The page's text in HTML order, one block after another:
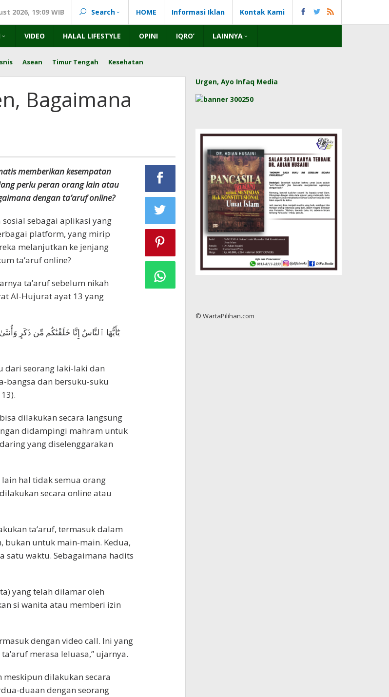
2026, 19:09 WIB Search HOME Informasi Iklan Kontak Kami
VIDEO HALAL LIFESTYLE OPINI IQRO’ LAINNYA
Asean Timur Tengah Kesehatan
Bagaimana
memberikan kesempatan
perlu peran orang lain atau
dengan ta’aruf online?
sebagai aplikasi yang
platform, yang mirip
melanjutkan ke jenjang
ta’aruf online?
ta’aruf sebelum nikah
Al-Hujurat ayat 13 yang
يَٰٓأَيُّهَا ٱلنَّاسُ إِنَّا خَلَقْنَٰكُم مِّن ذَكَرٍ
dari seorang laki-laki dan
bangsa dan bersuku-suku
dilakukan secara langsung
didampingi mahram untuk
yang diselenggarakan
lain hal tidak semua orang
secara online atau
ta’aruf, termasuk dalam
bukan untuk main-main. Kedua,
satu waktu. Sebagaimana hadits
yang telah dilamar oleh
si wanita atau memberi izin
dengan video call. Ini yang
merasa leluasa,” ujarnya.
dilakukan secara
duaan dengan seorang
Urgen, Ayo Infaq Media
© WartaPilihan.com